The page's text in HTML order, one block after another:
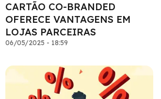
CARTÃO CO-BRANDED
OFERECE VANTAGENS EM
LOJAS PARCEIRAS
06/05/2025 - 18:59